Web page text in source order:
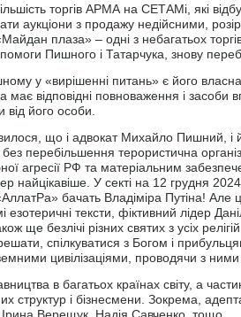
торгів АРМА на СЕТАМі, які
аукціони з продажу недійсними,
плаза» – одні з небагатьох
Пишного і Татарчука, знову
у «вирішенні питань» є його
має відповідні повноваження і
від його особи.
що і адвокат Михайло Пишний,
перебільшення терористична
агресії РФ та матеріальним
найцікавіше. У секті на 12 грудня
бачать Владіміра Путіна!
езотеричні тексти, фіктивний лідер
ще безлічі різних святих з усіх
спілкуватися з Богом і
цивілізаціями, проводячи з
в багатьох країнах світу, а
структур і бізнесмени. Зокрема,
Верещук, Надія Савченко, тощо.